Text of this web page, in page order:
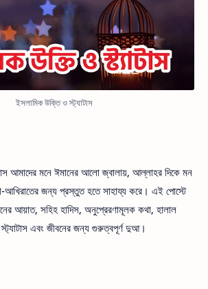
ইসলামিক উক্তি ও স্ট্যাটাস
আমাদের মনে ঈমানের আলো জ্বালায়, আল্লাহর দিকে মন
আখিরাতের জন্য প্রস্তুত হতে সাহায্য করে। এই পোস্টে
আয়াত, সহিহ হাদিস, অনুপ্রেরণামূলক কথা, হালাল
স্ট্যাটাস এবং জীবনের জন্য গুরুত্বপূর্ণ দুআ।